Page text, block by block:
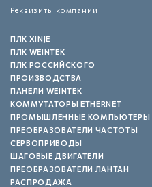
Реквизиты компании
ПЛК XINJE
ПЛК WEINTEK
ПЛК РОССИЙСКОГО
ПРОИЗВОДСТВА
ПАНЕЛИ WEINTEK
КОММУТАТОРЫ ETHERNET
ПРОМЫШЛЕННЫЕ КОМПЬЮТЕРЫ
ПРЕОБРАЗОВАТЕЛИ ЧАСТОТЫ
СЕРВОПРИВОДЫ
ШАГОВЫЕ ДВИГАТЕЛИ
ПРЕОБРАЗОВАТЕЛИ ЛАНТАН
РАСПРОДАЖА